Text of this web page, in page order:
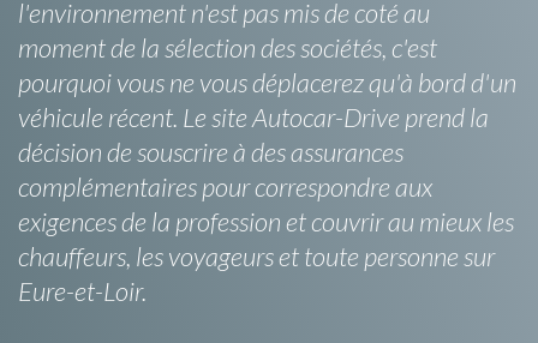
l'environnement n'est pas mis de coté au
moment de la sélection des sociétés, c'est
pourquoi vous ne vous déplacerez qu'à bord d'un
véhicule récent. Le site Autocar-Drive prend la
décision de souscrire à des assurances
complémentaires pour correspondre aux
exigences de la profession et couvrir au mieux les
chauffeurs, les voyageurs et toute personne sur
Eure-et-Loir.